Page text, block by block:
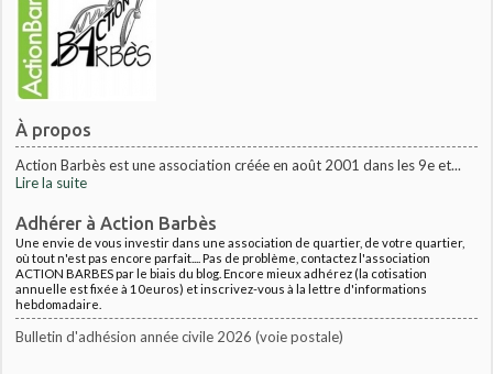
À propos
Action Barbès est une association créée en août 2001 dans les 9e et...
Lire la suite
Adhérer à Action Barbès
Une envie de vous investir dans une association de quartier, de votre quartier,
où tout n'est pas encore parfait.... Pas de problème, contactez l'association
ACTION BARBES par le biais du blog. Encore mieux adhérez (la cotisation
annuelle est fixée à 10euros) et inscrivez-vous à la lettre d'informations
hebdomadaire.
Bulletin d'adhésion année civile 2026 (voie postale)